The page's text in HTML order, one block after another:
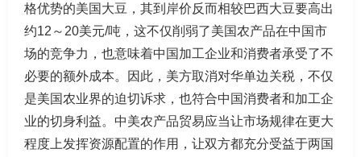
格优势的美国大豆，其到岸价反而相较巴西大豆要高出
约12～20美元/吨，这不仅削弱了美国农产品在中国市
场的竞争力，也意味着中国加工企业和消费者承受了不
必要的额外成本。因此，美方取消对华单边关税，不仅
是美国农业界的迫切诉求，也符合中国消费者和加工企
业的切身利益。中美农产品贸易应当让市场规律在更大
程度上发挥资源配置的作用，让双方都充分受益于两国